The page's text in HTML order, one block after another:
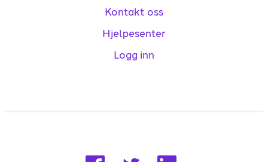
Kontakt oss
Hjelpesenter
Logg inn